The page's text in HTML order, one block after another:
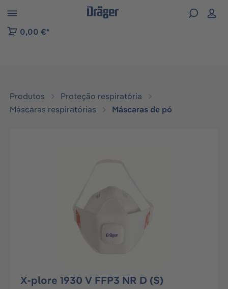
to B2B platform navigation
0,00 €*
Produtos
Proteção respiratória
Máscaras respiratórias
Máscaras de pó
X-plore 1930 V FFP3 NR D (S)